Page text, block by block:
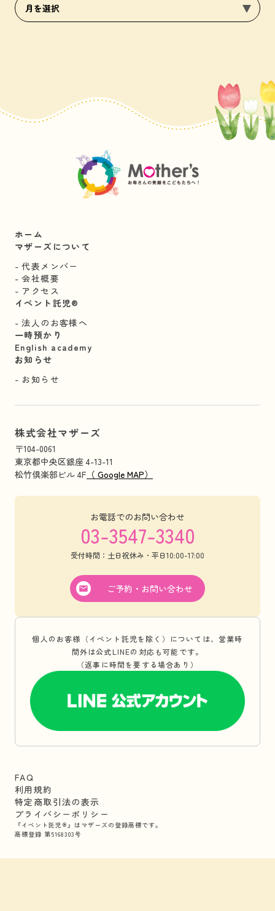
ホーム
マザーズについて
代表メンバー
会社概要
アクセス
イベント託児®︎
法人のお客様へ
一時預かり
English academy
お知らせ
お知らせ
株式会社マザーズ
〒104-0061
東京都中央区銀座 4-13-11
松竹倶楽部ビル 4F （ Google MAP）
お電話でのお問い合わせ
03-3547-3340
受付時間：土日祝休み・平日10:00-17:00
ご予約・お問い合わせ
個人のお客様（イベント託児を除く）については、営業時
間外は公式LINEの対応も可能です。
（返事に時間を要する場合あり）
FAQ
利用規約
特定商取引法の表示
プライバシーポリシー
『イベント託児®』はマザーズの登録商標です。
商標登録 第5168303号